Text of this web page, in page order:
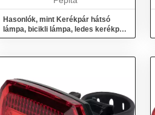
Hasonlók, mint Kerékpár hátsó
lámpa, bicikli lámpa, ledes kerékpár
lámpa - Szív